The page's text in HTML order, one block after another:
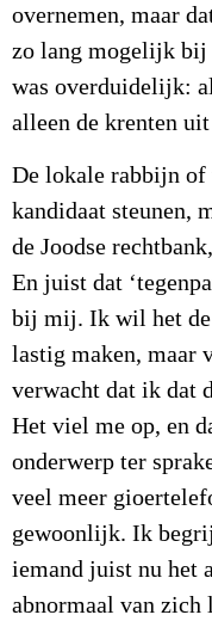
overnemen, maar
zo lang mogelijk bij
was overduidelijk:
alleen de krenten uit
De lokale rabbijn of
kandidaat steunen,
de Joodse
En juist dat
bij mij. Ik wil het de
lastig maken, maar
verwacht dat ik dat
Het viel me op, en
onderwerp ter
veel meer
gewoonlijk. Ik
iemand juist nu het
abnormaal van zich